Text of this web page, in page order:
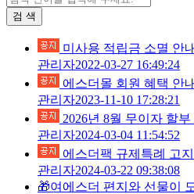
검 색
미사용 적립금 소멸 안내
관리자2022-03-27 16:49:24
에스더몰 회원 혜택 안내
관리자2023-11-10 17:28:21
2026년 8월 무이자 할부
관리자2024-03-04 11:54:52
에스더팩 규제특례 고
관리자2024-03-22 09:38:08
🎁여에스더 편지와 선물이